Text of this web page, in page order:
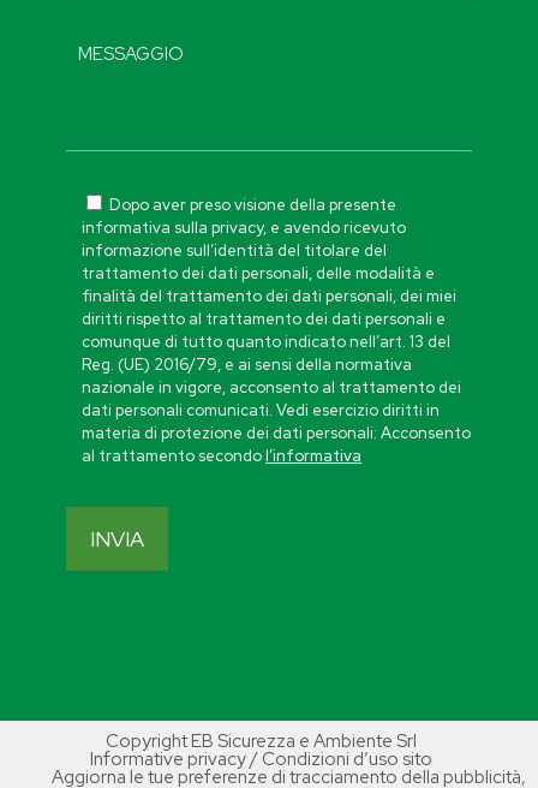
Dopo aver preso visione della presente
informativa sulla privacy, e avendo ricevuto
informazione sull’identità del titolare del
trattamento dei dati personali, delle modalità e
finalità del trattamento dei dati personali, dei miei
diritti rispetto al trattamento dei dati personali e
comunque di tutto quanto indicato nell’art. 13 del
Reg. (UE) 2016/79, e ai sensi della normativa
nazionale in vigore, acconsento al trattamento dei
dati personali comunicati. Vedi esercizio diritti in
materia di protezione dei dati personali: Acconsento
al trattamento secondol’informativa
Copyright EB Sicurezza e Ambiente Srl
Informative privacy / Condizioni d’uso sito
Aggiorna le tue preferenze di tracciamento della pubblicità,